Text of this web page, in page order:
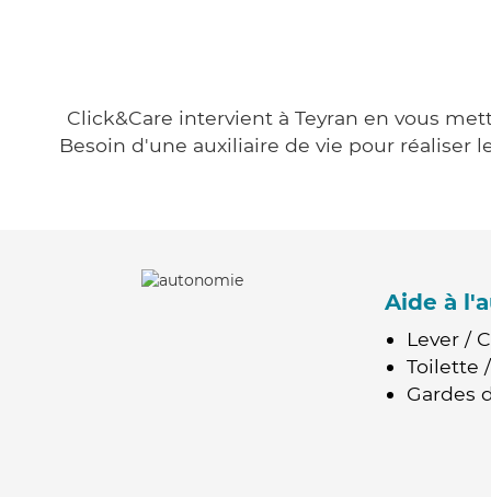
Click&Care intervient à Teyran en vous
Besoin d'une auxiliaire de vie pour réaliser
Aide à
Lever /
Toilette
Gardes